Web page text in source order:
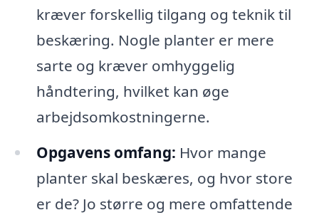
kræver forskellig tilgang og teknik til
beskæring. Nogle planter er mere
sarte og kræver omhyggelig
håndtering, hvilket kan øge
arbejdsomkostningerne.
Opgavens omfang: Hvor mange
planter skal beskæres, og hvor store
er de? Jo større og mere omfattende